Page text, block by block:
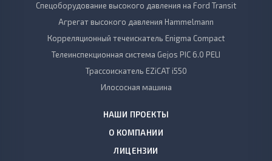
Спецоборудование высокого давления на Ford Transit
Агрегат высокого давления Hammelmann
Корреляционный течеискатель Enigma Compact
Телеинспекционная система Gejos PIC 6.0 PELI
Трассоискатель EZiCAT i550
Илососная машина
НАШИ ПРОЕКТЫ
О КОМПАНИИ
ЛИЦЕНЗИИ